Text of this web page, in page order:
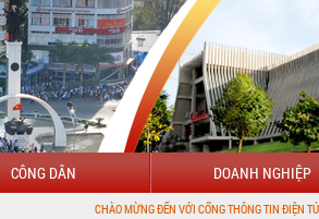
CÔNG DÂN DOANH NGHIỆP
CHÀO MỪNG ĐẾN VỚI CỔNG THÔNG TIN ĐIỆN TỬ TỈNH ĐẮK LẮK